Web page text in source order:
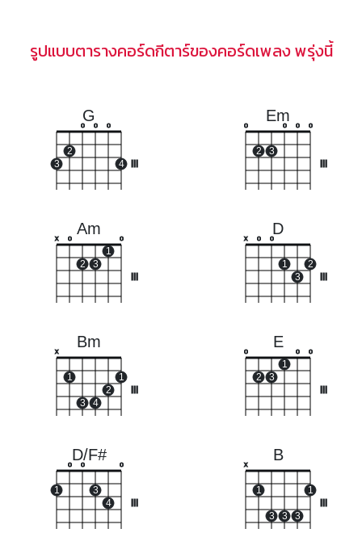
รูปแบบตารางคอร์ดกีตาร์ของคอร์ดเพลง พรุ่งนี้
G
3
2
o o o
4
Em
o
2 3
o o o
Am
x o
2 3
1
o
D
x o o
1
3
2
Bm
x
1
3 4
2
1
E
o
2 3
1
o o
D/F#
1
o o
3
4
o
B
x
1
3 3 3
1